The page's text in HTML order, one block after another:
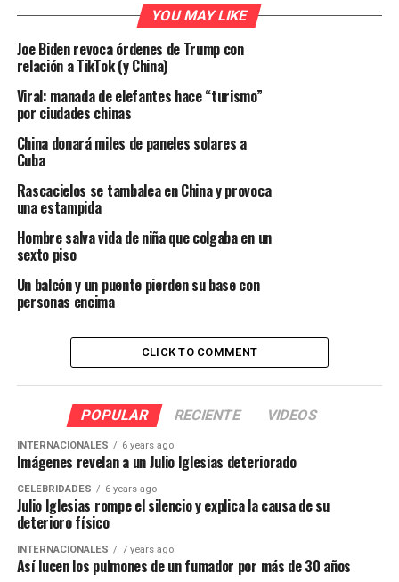
YOU MAY LIKE
Joe Biden revoca órdenes de Trump con
relación a TikTok (y China)
Viral: manada de elefantes hace “turismo”
por ciudades chinas
China donará miles de paneles solares a
Cuba
Rascacielos se tambalea en China y provoca
una estampida
Hombre salva vida de niña que colgaba en un
sexto piso
Un balcón y un puente pierden su base con
personas encima
CLICK TO COMMENT
POPULAR RECIENTE VIDEOS
INTERNACIONALES 6 years ago
Imágenes revelan a un Julio Iglesias deteriorado
CELEBRIDADES 6 years ago
Julio Iglesias rompe el silencio y explica la causa de su
deterioro físico
INTERNACIONALES 7 years ago
Así lucen los pulmones de un fumador por más de 30 años